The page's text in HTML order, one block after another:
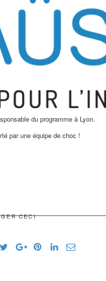
du programme à Lyon.
par une équipe de choc !
CECI